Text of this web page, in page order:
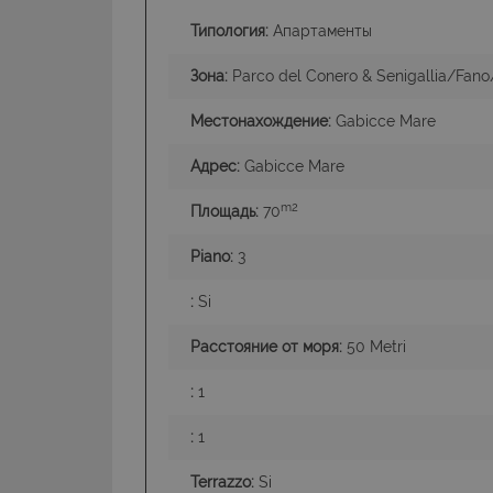
Типология: Апартаменты
Зона: Parco del Conero & Senigallia/
Местонахождение: Gabicce Mare
Адрес: Gabicce Mare
Площадь: 70m2
Piano: 3
: Si
Расстояние от моря: 50 Metri
: 1
: 1
Terrazzo: Si
CookieScriptConsent